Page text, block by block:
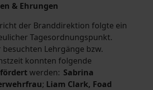
& Ehrungen
der Branddirektion folgte ein
Tagesordnungspunkt.
Lehrgänge bzw.
konnten folgende
werden: Sabrina
; Liam Clark, Foad